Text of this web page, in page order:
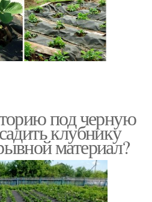
под черную
клубнику
материал?